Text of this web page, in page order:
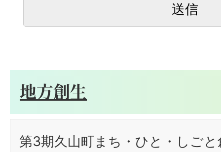
地方創生
第3期久山町まち・ひと・しご